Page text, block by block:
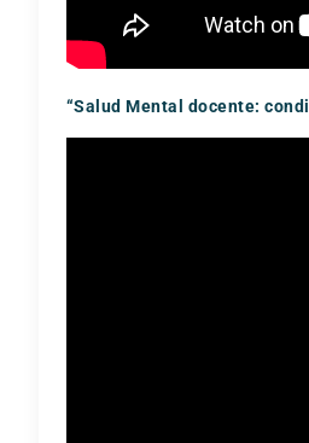
“Salud Mental docente: